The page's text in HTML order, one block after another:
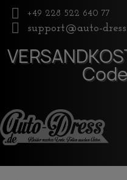
+49 228 522 640 77
support@auto-